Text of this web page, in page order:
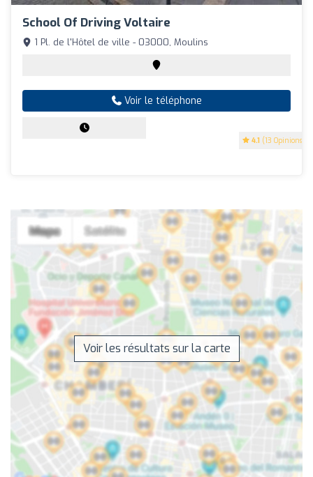
School Of Driving Voltaire
4.1 (13 Opinions)
1 Pl. de l'Hôtel de ville - 03000, Moulins
Voir le téléphone
Voir les résultats sur la carte